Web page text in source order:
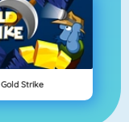
Gold Strike